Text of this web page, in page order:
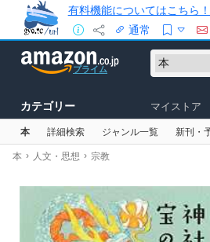
有料機能についてはこちら！
通常